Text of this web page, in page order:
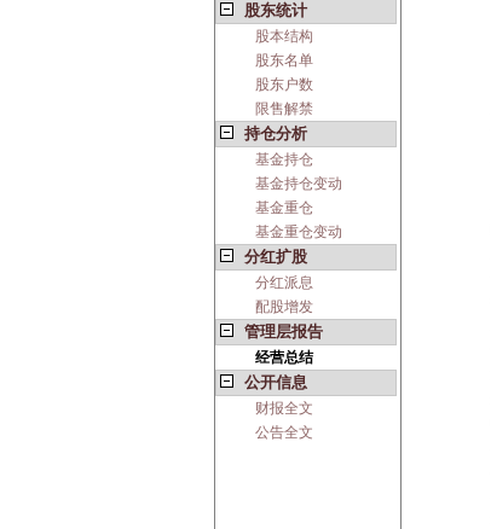
股东统计
股本结构
股东名单
股东户数
限售解禁
持仓分析
基金持仓
基金持仓变动
基金重仓
基金重仓变动
分红扩股
分红派息
配股增发
管理层报告
经营总结
公开信息
财报全文
公告全文